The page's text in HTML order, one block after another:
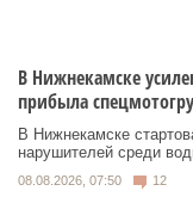
В Нижнекамске
прибыла
В Нижнекамске
нарушителей среди
08.08.2026, 07:50 12